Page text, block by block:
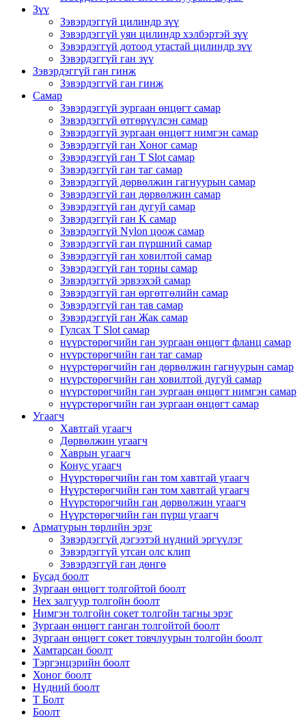
Зүү
Зэвэрдэггүй цилиндр зүү
Зэвэрдэггүй уян цилиндр хэлбэртэй зүү
Зэвэрдэггүй дотоод утастай цилиндр зүү
Зэвэрдэггүй ган зүү
Зэвэрдэггүй ган гинж
Зэвэрдэггүй ган гинж
Самар
Зэвэрдэггүй зургаан өнцөгт самар
Зэвэрдэггүй өтгөрүүлсэн самар
Зэвэрдэггүй зургаан өнцөгт нимгэн самар
Зэвэрдэггүй ган Хоног самар
Зэвэрдэггүй ган T Slot самар
Зэвэрдэггүй ган таг самар
Зэвэрдэггүй дөрвөлжин гагнуурын самар
Зэвэрдэггүй ган дөрвөлжин самар
Зэвэрдэггүй ган дугуй самар
Зэвэрдэггүй ган K самар
Зэвэрдэггүй Nylon цоож самар
Зэвэрдэггүй ган пүршний самар
Зэвэрдэггүй ган ховилтой самар
Зэвэрдэггүй ган торны самар
Зэвэрдэггүй эрвээхэй самар
Зэвэрдэггүй ган өргөтгөлийн самар
Зэвэрдэггүй ган тав самар
Зэвэрдэггүй ган Жак самар
Гулсах T Slot самар
нүүрстөрөгчийн ган зургаан өнцөгт фланц самар
нүүрстөрөгчийн ган таг самар
нүүрстөрөгчийн ган дөрвөлжин гагнуурын самар
нүүрстөрөгчийн ган ховилтой дугуй самар
нүүрстөрөгчийн ган зургаан өнцөгт нимгэн самар
нүүрстөрөгчийн ган зургаан өнцөгт самар
Угаагч
Хавтгай угаагч
Дөрвөлжин угаагч
Хаврын угаагч
Конус угаагч
Нүүрстөрөгчийн ган том хавтгай угаагч
Нүүрстөрөгчийн ган том хавтгай угаагч
Нүүрстөрөгчийн ган дөрвөлжин угаагч
Нүүрстөрөгчийн ган пүрш угаагч
Арматурын төрлийн эрэг
Зэвэрдэггүй дэгээтэй нүдний эргүүлэг
Зэвэрдэггүй утсан олс клип
Зэвэрдэггүй ган дөнгө
Бусад боолт
Зургаан өнцөгт толгойтой боолт
Hex залгуур толгойн боолт
Нимгэн толгойн сокет толгойн тагны эрэг
Зургаан өнцөгт ганган толгойтой боолт
Зургаан өнцөгт сокет товчлуурын толгойн боолт
Хамтарсан боолт
Тэргэнцэрийн боолт
Хоног боолт
Нүдний боолт
Т Болт
Боолт